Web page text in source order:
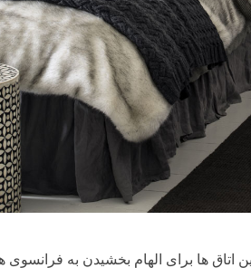
اتاق ها برای الهام بخشیدن به فرانسوی